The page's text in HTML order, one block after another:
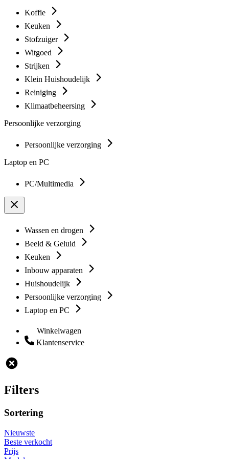
Koffie
Keuken
Stofzuiger
Witgoed
Strijken
Klein Huishoudelijk
Reiniging
Klimaatbeheersing
Persoonlijke verzorging
Persoonlijke verzorging
Laptop en PC
PC/Multimedia
Wassen en drogen
Beeld & Geluid
Keuken
Inbouw apparaten
Huishoudelijk
Persoonlijke verzorging
Laptop en PC
Winkelwagen
Klantenservice
Filters
Sortering
Nieuwste
Beste verkocht
Prijs